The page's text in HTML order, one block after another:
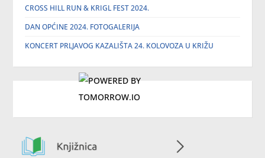
CROSS HILL RUN & KRIGL FEST 2024.
DAN OPĆINE 2024. FOTOGALERIJA
KONCERT PRLJAVOG KAZALIŠTA 24. KOLOVOZA U KRIŽU